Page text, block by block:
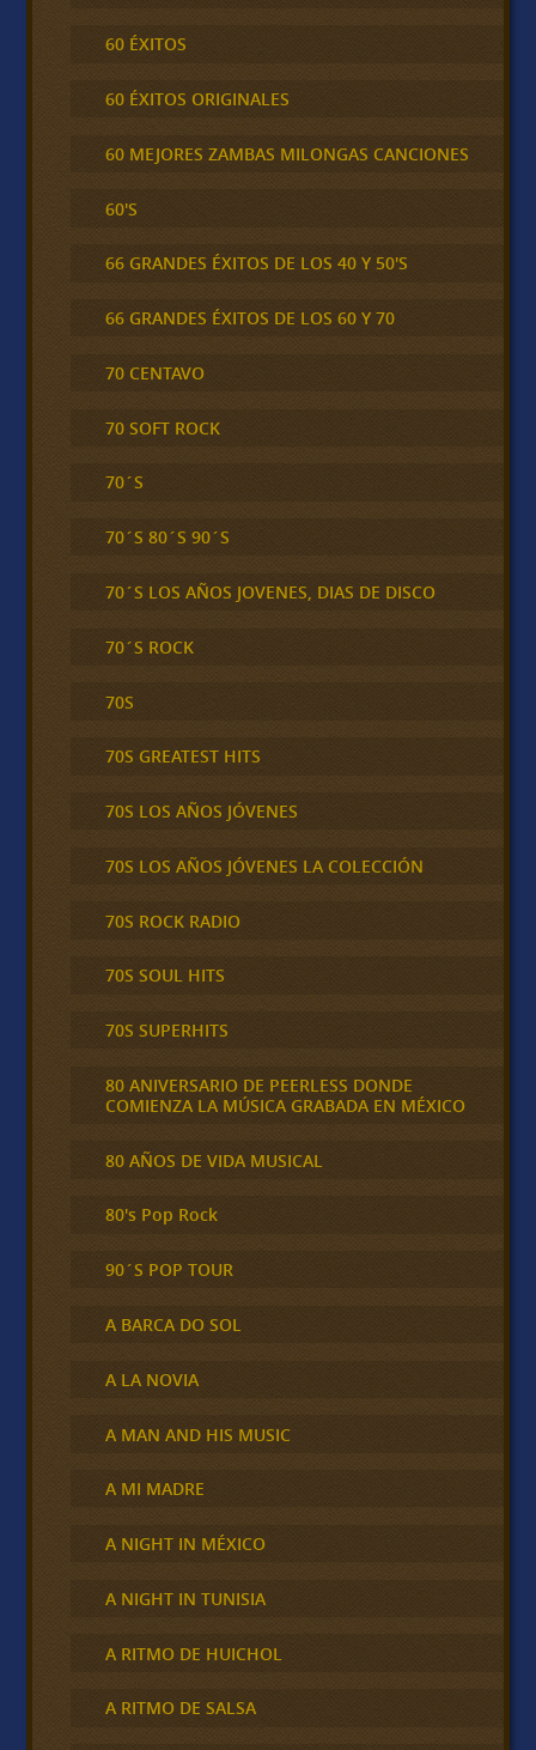
60 ÉXITOS
60 ÉXITOS ORIGINALES
60 MEJORES ZAMBAS MILONGAS CANCIONES
60'S
66 GRANDES ÉXITOS DE LOS 40 Y 50'S
66 GRANDES ÉXITOS DE LOS 60 Y 70
70 CENTAVO
70 SOFT ROCK
70´S
70´S 80´S 90´S
70´S LOS AÑOS JOVENES, DIAS DE DISCO
70´S ROCK
70S
70S GREATEST HITS
70S LOS AÑOS JÓVENES
70S LOS AÑOS JÓVENES LA COLECCIÓN
70S ROCK RADIO
70S SOUL HITS
70S SUPERHITS
80 ANIVERSARIO DE PEERLESS DONDE
COMIENZA LA MÚSICA GRABADA EN MÉXICO
80 AÑOS DE VIDA MUSICAL
80's Pop Rock
90´S POP TOUR
A BARCA DO SOL
A LA NOVIA
A MAN AND HIS MUSIC
A MI MADRE
A NIGHT IN MÉXICO
A NIGHT IN TUNISIA
A RITMO DE HUICHOL
A RITMO DE SALSA